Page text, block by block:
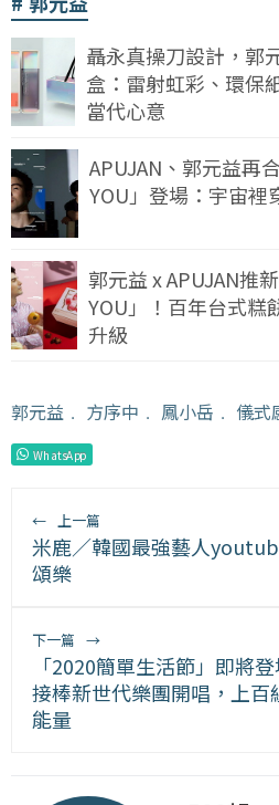
聶永真操刀設計，郭
盒：雷射虹彩、環保
當代心意
APUJAN、郭元益再
YOU」登場：宇宙裡
郭元益 x APUJAN推
YOU」！百年台式糕
升級
郭元益 ﹒ 方序中 ﹒ 鳳小岳 ﹒ 儀式
WhatsApp
← 上一篇
米鹿／韓國最強藝人
頌樂
下一篇 →
「2020簡單生活節」即將
接棒新世代樂團開唱，上百
能量